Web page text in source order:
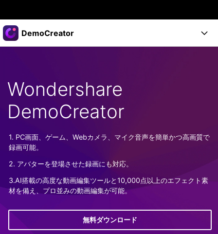
製品
ソリューション
プラン＆価格
DemoCreator
AI機能
AIヒント
活用法
関連記事
もっと見る >
スタート
画面録画する
Wondershare
DemoCreator
1. PC画面、ゲーム、Webカメラ、マイク音声を簡単かつ高画質で
録画可能。
2. アバターを登場させた録画にも対応。
3.AI搭載の高度な動画編集ツールと10,000点以上のエフェクト素
材を備え、プロ並みの動画編集が可能。
無料ダウンロード